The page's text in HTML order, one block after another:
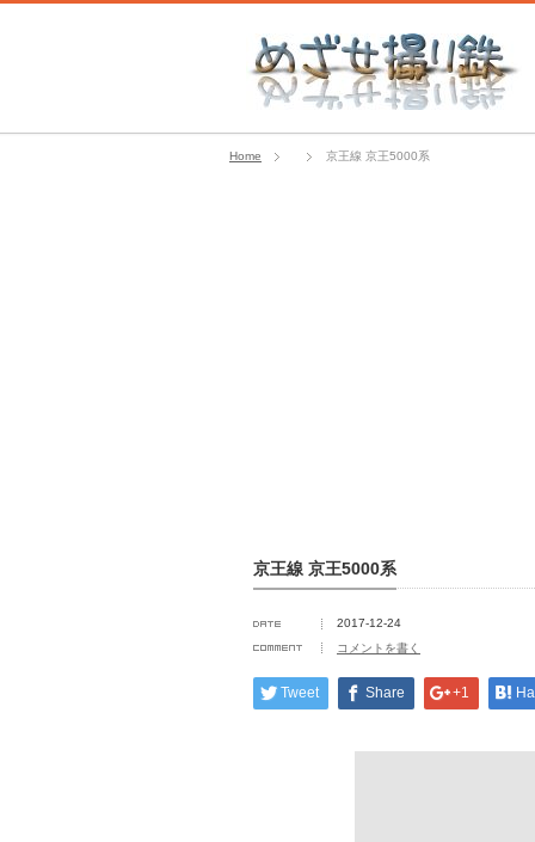
Home 京王線 京王5000系
京王線 京王5000系
2017-12-24
コメントを書く
Tweet Share +1